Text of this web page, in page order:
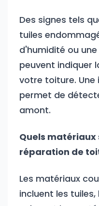
Des signes tels
tuiles
d'humidité ou
peuvent indiquer
votre toiture. Une
permet de
amont.
Quels matériaux
réparation de
Les matériaux
incluent les tuiles,